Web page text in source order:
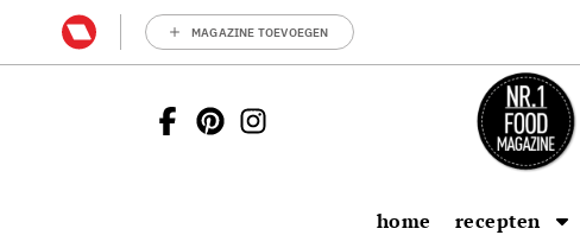
MAGAZINE TOEVOEGEN
home recepten